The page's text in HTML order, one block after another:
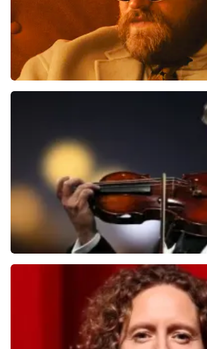
BESTEL NU
Andre Rieu
laatste 30 minuten
BESTEL NU